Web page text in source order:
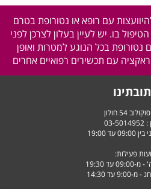
עם רופא או נטורופת בטרם
בו. יש לעיין בעלון לצרכן לפני
בכל הנוגע למטרות ואופן
עם תכשירים רפואיים אחרים
54 חולון
:
03-5014952
עד 19:00
פעילות:
עד 19:30
עד 14:30